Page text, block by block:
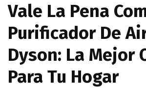
Vale La Pena
Purificador De
Dyson: La Mejor
Para Tu Hogar